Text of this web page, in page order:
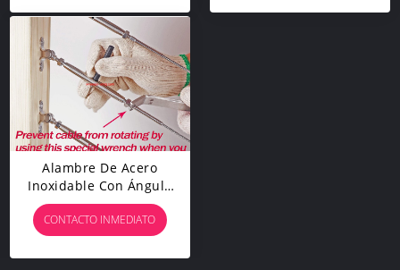
Alambre De Acero
Inoxidable Con Ángulo
Ajustable De 1 / 8
"conjunto De Barandilla
De Cable / Hardware De
Poste De Madera
CONTACTO INMEDIATO